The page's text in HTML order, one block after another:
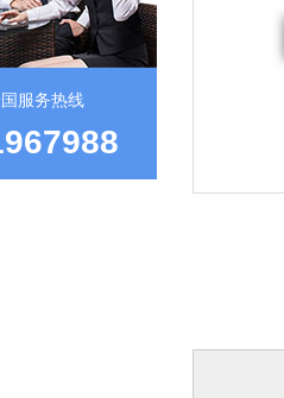
服务热线